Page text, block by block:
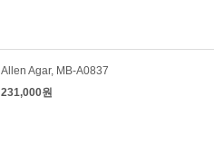
Allen Agar, MB-A0837
231,000원